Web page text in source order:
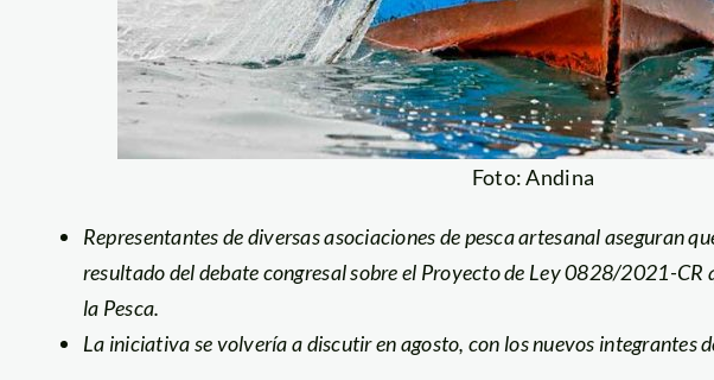
Foto: Andina
Representantes de diversas asociaciones de pesca artesanal aseguran
resultado del debate congresal sobre el Proyecto de Ley 0828/2021-CR
la Pesca.
La iniciativa se volvería a discutir en agosto, con los nuevos integrantes